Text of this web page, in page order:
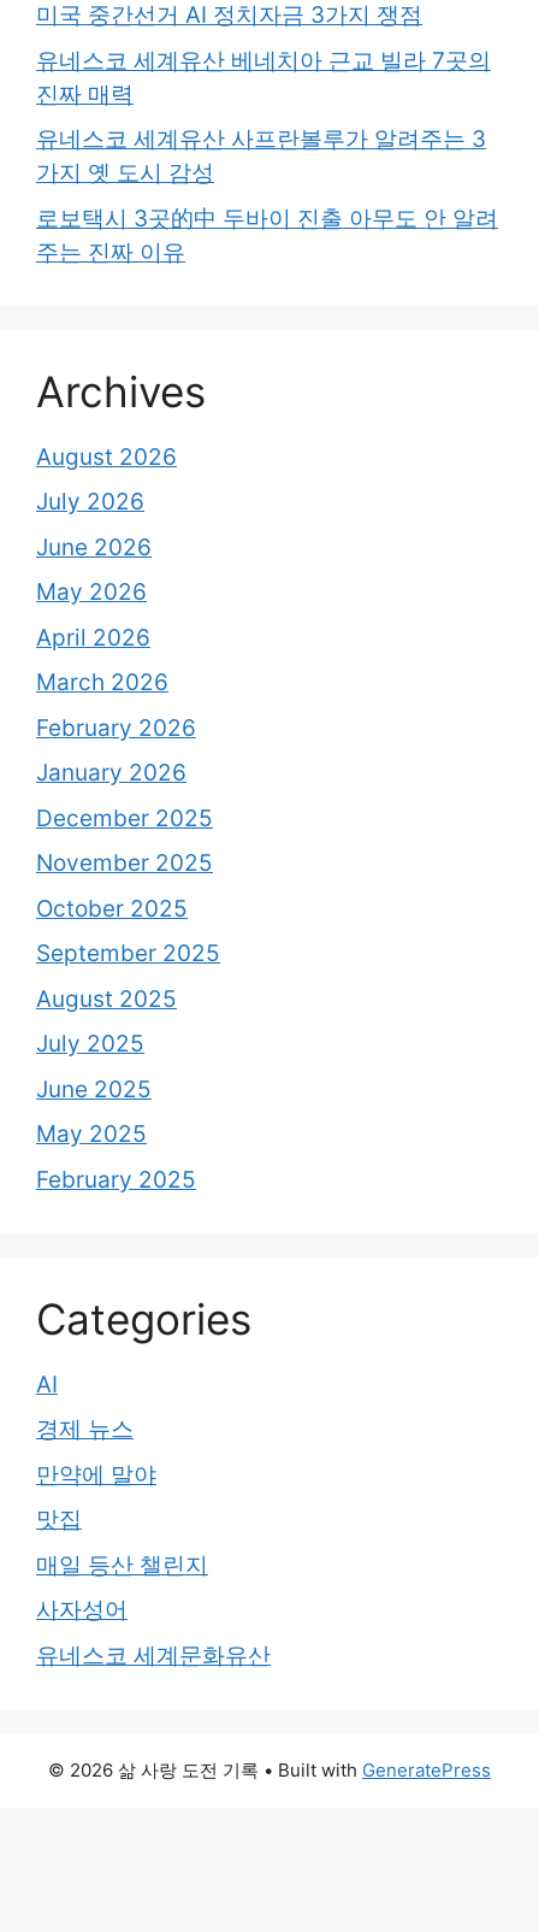
미국 중간선거 AI 정치자금 3가지 쟁점
유네스코 세계유산 베네치아 근교 빌라 7곳의
진짜 매력
유네스코 세계유산 사프란볼루가 알려주는 3
가지 옛 도시 감성
로보택시 3곳的中 두바이 진출 아무도 안 알려
주는 진짜 이유
Archives
August 2026
July 2026
June 2026
May 2026
April 2026
March 2026
February 2026
January 2026
December 2025
November 2025
October 2025
September 2025
August 2025
July 2025
June 2025
May 2025
February 2025
Categories
AI
경제 뉴스
만약에 말야
맛집
매일 등산 챌린지
사자성어
유네스코 세계문화유산
© 2026 삶 사랑 도전 기록 • Built with GeneratePress